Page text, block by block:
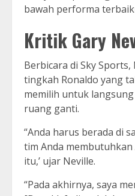
bawah performa
Kritik Gary
Berbicara di Sky
tingkah Ronaldo yang
memilih untuk
ruang ganti.
“Anda harus berada di
tim Anda
itu,’ ujar Neville.
“Pada akhirnya, saya